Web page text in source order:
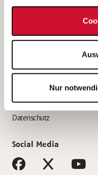
Nur
Bewerbung als
Bewerbung als Erzieher*in
AWO Gliederungen nach
Impressum
Datenschutz
Social Media